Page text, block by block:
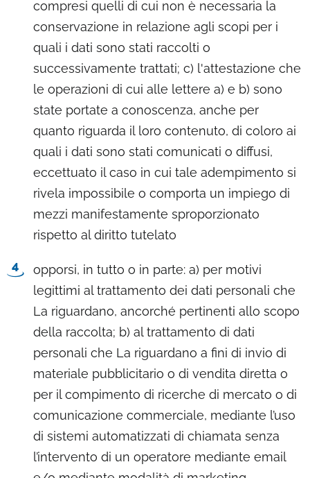
compresi quelli di cui non è necessaria la
conservazione in relazione agli scopi per i
quali i dati sono stati raccolti o
successivamente trattati; c) l'attestazione che
le operazioni di cui alle lettere a) e b) sono
state portate a conoscenza, anche per
quanto riguarda il loro contenuto, di coloro ai
quali i dati sono stati comunicati o diffusi,
eccettuato il caso in cui tale adempimento si
rivela impossibile o comporta un impiego di
mezzi manifestamente sproporzionato
rispetto al diritto tutelato
opporsi, in tutto o in parte: a) per motivi
legittimi al trattamento dei dati personali che
La riguardano, ancorché pertinenti allo scopo
della raccolta; b) al trattamento di dati
personali che La riguardano a fini di invio di
materiale pubblicitario o di vendita diretta o
per il compimento di ricerche di mercato o di
comunicazione commerciale, mediante l’uso
di sistemi automatizzati di chiamata senza
l’intervento di un operatore mediante email